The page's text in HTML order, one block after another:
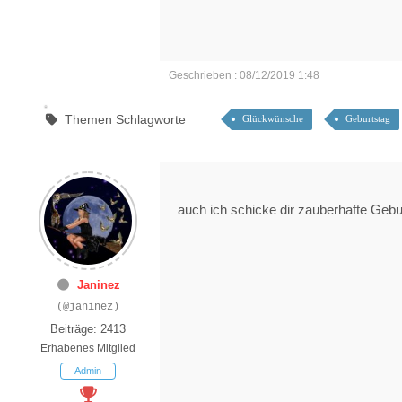
Geschrieben : 08/12/2019 1:48
Themen Schlagworte Glückwünsche Geburtstag
Janinez
(@janinez)
Beiträge: 2413
Erhabenes Mitglied
Admin
auch ich schicke dir zauberhafte